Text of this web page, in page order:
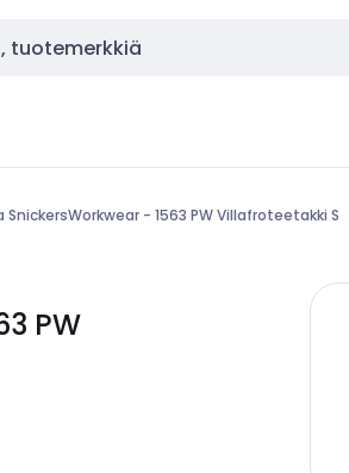
- 1563 PW Villafroteetakki S
PW